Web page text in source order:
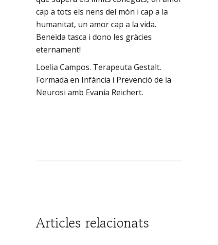
cap a tots els nens del món i cap a la
humanitat, un amor cap a la vida.
Beneïda tasca i dono les gràcies
eternament!
Loelia Campos. Terapeuta Gestalt.
Formada en Infància i Prevenció de la
Neurosi amb Evanía Reichert.
Articles relacionats